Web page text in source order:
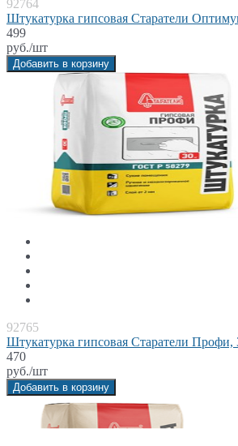
92764
Штукатурка гипсовая Старатели
499
руб./шт
Добавить в корзину
92765
Штукатурка гипсовая Старатели Профи,
470
руб./шт
Добавить в корзину